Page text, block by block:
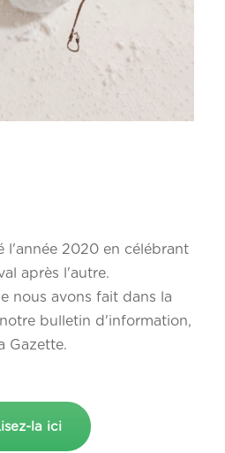
l'année 2020 en célébrant
après l'autre.
nous avons fait dans la
bulletin d'information,
Gazette.
la ici